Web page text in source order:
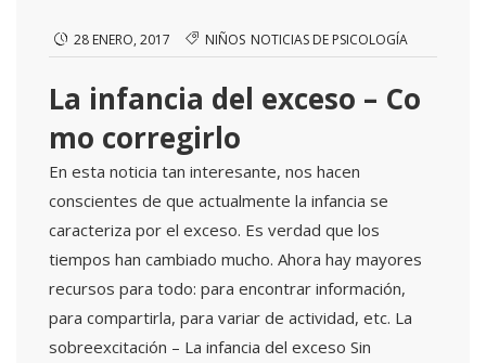
28 ENERO, 2017 NIÑOS NOTICIAS DE PSICOLOGÍA
La infancia del exceso – Co
mo corregirlo
En esta noticia tan interesante, nos hacen
conscientes de que actualmente la infancia se
caracteriza por el exceso. Es verdad que los
tiempos han cambiado mucho. Ahora hay mayores
recursos para todo: para encontrar información,
para compartirla, para variar de actividad, etc. La
sobreexcitación – La infancia del exceso Sin